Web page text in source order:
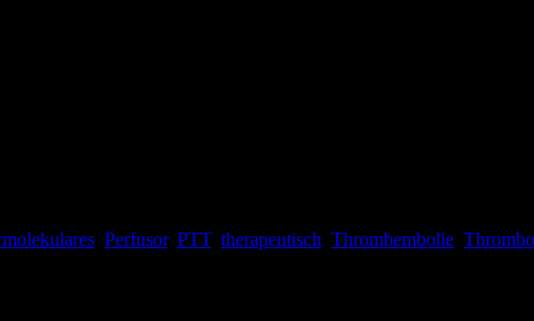
Perfusor, PTT, therapeutisch Thrombembolie